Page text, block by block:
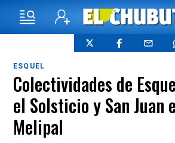
ESQUEL
Colectividades de
el Solsticio y San Juan
Melipal